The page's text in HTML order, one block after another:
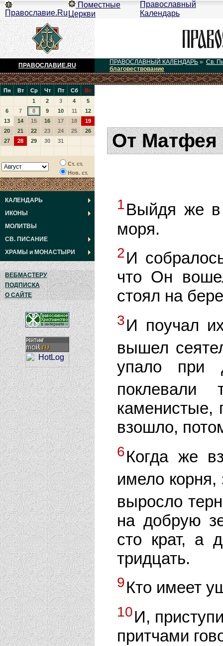
Православие.Ru
Поместные
Церкви
Православный
Календарь
ПРАВОСЛАВИЕ.RU ПРАВОСЛАВНЫЙ КАЛЕНДАРЬ » Св.
благовествование
Пн Вт Ср Чт Пт Сб
Вс
1
2 3 4
5
6
7 8 9 10 11
12
13
14 15 16 17 18
19
20
21 22 23 24 25
26
27
28 29 30 31
Ст. ст.
Нов. ст.
КАЛЕНДАРЬ
ИКОНЫ
МОЛИТВЫ
СВ. ПИСАНИЕ
ХРАМЫ и МОНАСТЫРИ
ВЕБМАСТЕРУ
ПОДПИСКА
О САЙТЕ
От Матфея
1Выйдя же в
моря.
2И
что Он
стоял на
3И поучал
вышел
упало при
каменистые,
взошло,
6Когда же
имело
выросло
на добрую
сто крат, а
тридцать.
9Кто имеет
10И,
притчами